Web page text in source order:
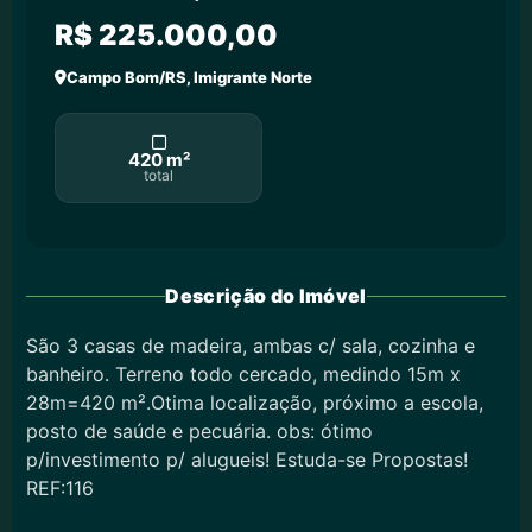
R$ 225.000,00
Campo Bom/RS, Imigrante Norte
420 m²
total
Descrição do Imóvel
São 3 casas de madeira, ambas c/ sala, cozinha e
banheiro. Terreno todo cercado, medindo 15m x
28m=420 m².Otima localização, próximo a escola,
posto de saúde e pecuária. obs: ótimo
p/investimento p/ alugueis! Estuda-se Propostas!
REF:116